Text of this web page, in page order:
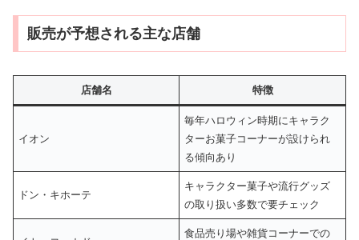
販売が予想される主な店舗
店舗名 特徴
イオン
毎年ハロウィン時期にキャラク
ターお菓子コーナーが設けられ
る傾向あり
ドン・キホーテ
キャラクター菓子や流行グッズ
の取り扱い多数で要チェック
食品売り場や雑貨コーナーでの